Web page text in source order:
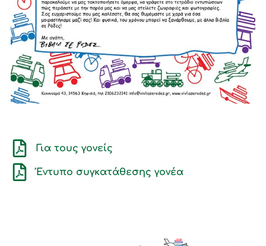
Για τους γονείς
Έντυπο συγκατάθεσης γονέα